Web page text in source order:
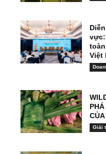
vực:
Việt
CỦA
Giải